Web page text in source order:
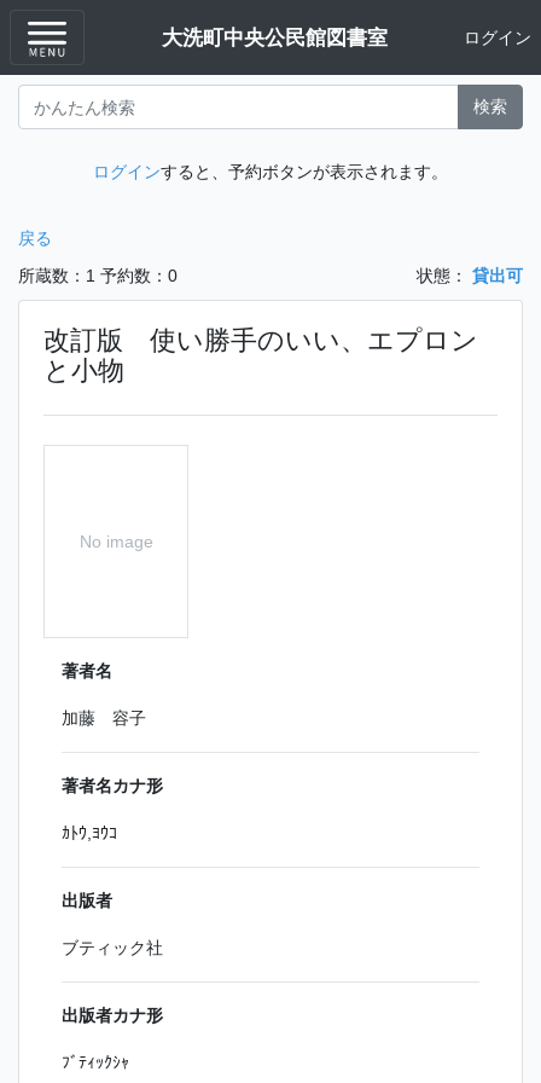
大洗町中央公民館図書室 ログイン
検索
ログインすると、予約ボタンが表示されます。
戻る
所蔵数：1 予約数：0 状態： 貸出可
改訂版 使い勝手のいい、エプロン
と小物
No image
著者名
加藤 容子
著者名カナ形
ｶﾄｳ,ﾖｳｺ
出版者
ブティック社
出版者カナ形
ﾌﾞﾃｨｯｸｼｬ